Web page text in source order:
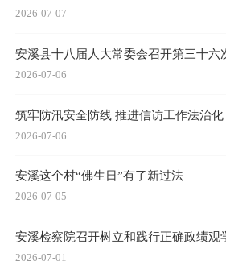
2026-07-07
安溪县十八届人大常委会召开第三十六
2026-07-06
筑牢防汛安全防线 推进信访工作法治化
2026-07-06
安溪这个村“佛生日”有了新过法
2026-07-05
安溪检察院召开树立和践行正确政绩观
2026-07-01